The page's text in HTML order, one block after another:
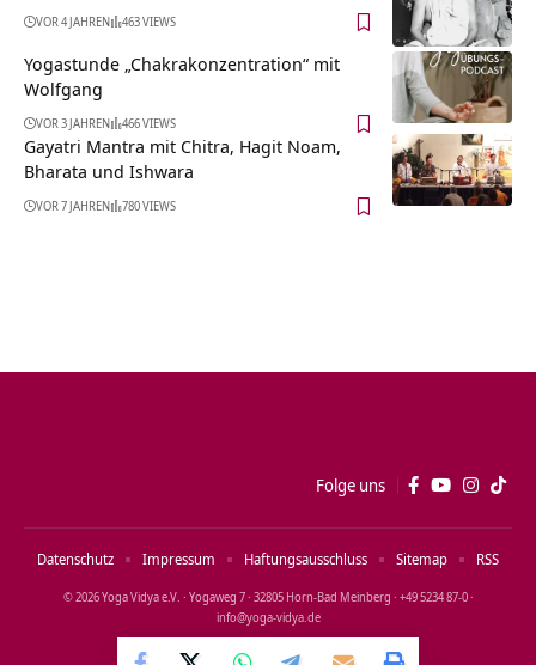
VOR 4 JAHREN 463 VIEWS
Yogastunde „Chakrakonzentration“ mit
Wolfgang
VOR 3 JAHREN 466 VIEWS
Gayatri Mantra mit Chitra, Hagit Noam,
Bharata und Ishwara
VOR 7 JAHREN 780 VIEWS
Folge uns
© 2026 Yoga Vidya e.V. · Yogaweg 7 · 32805 Horn‑Bad Meinberg · +49 5234 87‑0 ·
info@yoga‑vidya.de
Datenschutz Impressum Haftungsausschluss Sitemap RSS